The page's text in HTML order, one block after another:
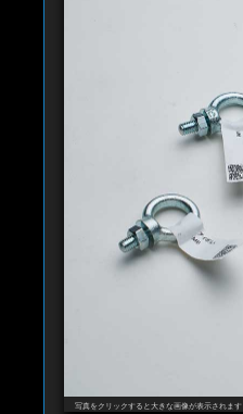
写真をクリックすると大きな画像が表示されます